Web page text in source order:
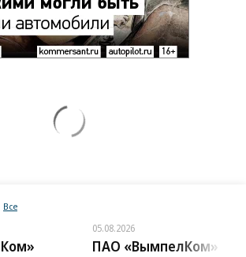
Все
05.08.2026
ПАО «ВымпелКом»